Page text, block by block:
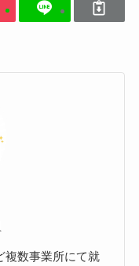
複数事業所にて就